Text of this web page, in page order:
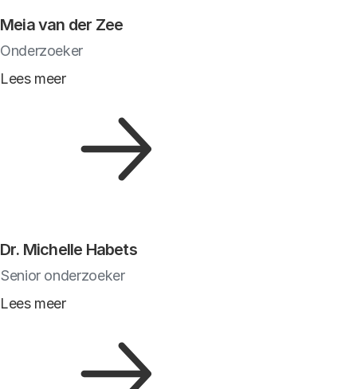
Meia van der Zee
Onderzoeker
Lees meer
Dr. Michelle Habets
Senior onderzoeker
Lees meer